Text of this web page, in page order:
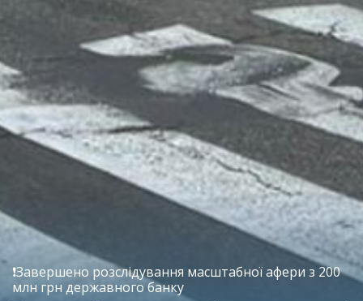
❗️Завершено розслідування масштабної афери з 200
млн грн державного банку